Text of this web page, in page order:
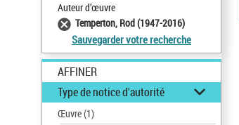
Auteur d’œuvre
Temperton, Rod (1947-2016)
Sauvegarder votre recherche
AFFINER
Type de notice d'autorité
Œuvre(1)